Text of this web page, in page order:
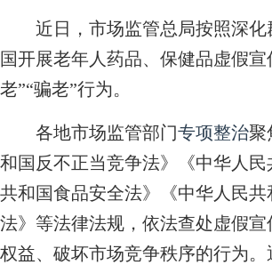
近日，市场监管总局按照深化
国开展老年人药品、保健品虚假宣
老”“骗老”行为。
各地市场监管部门专项整治聚
和国反不正当竞争法》《中华人
共和国食品安全法》《中华人民
法》等法律法规，依法查处虚假
权益、破坏市场竞争秩序的行为